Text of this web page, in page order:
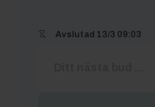
Avslutad 13/3 09:03